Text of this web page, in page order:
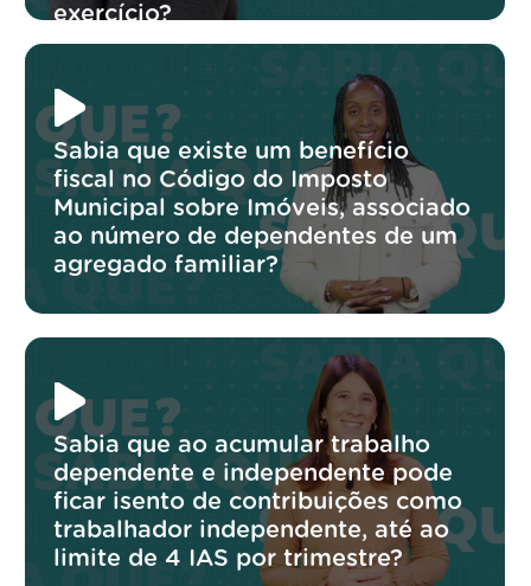
exercício?
Sabia que existe um benefício
fiscal no Código do Imposto
Municipal sobre Imóveis, associado
ao número de dependentes de um
agregado familiar?
Sabia que ao acumular trabalho
dependente e independente pode
ficar isento de contribuições como
trabalhador independente, até ao
limite de 4 IAS por trimestre?